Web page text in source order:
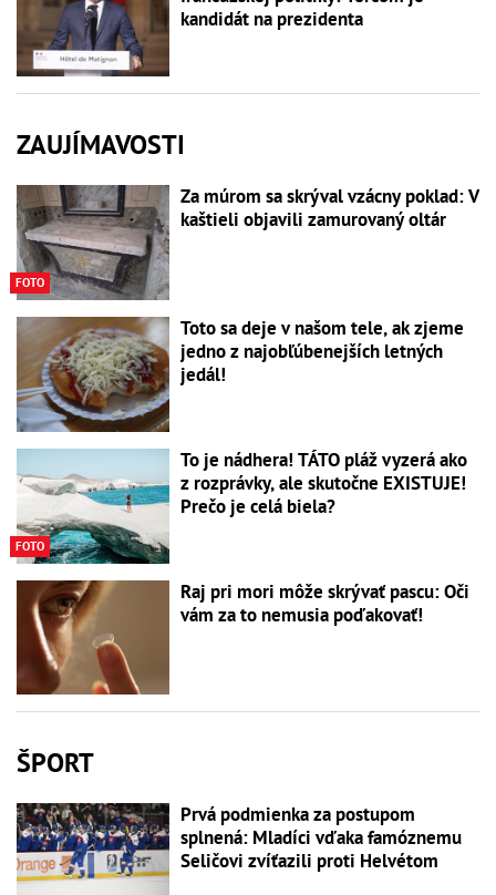
kandidát na prezidenta
ZAUJÍMAVOSTI
FOTO
Za múrom sa skrýval vzácny poklad: V
kaštieli objavili zamurovaný oltár
Toto sa deje v našom tele, ak zjeme
jedno z najobľúbenejších letných
jedál!
FOTO
To je nádhera! TÁTO pláž vyzerá ako
z rozprávky, ale skutočne EXISTUJE!
Prečo je celá biela?
Raj pri mori môže skrývať pascu: Oči
vám za to nemusia poďakovať!
ŠPORT
Prvá podmienka za postupom
splnená: Mladíci vďaka famóznemu
Seličovi zvíťazili proti Helvétom